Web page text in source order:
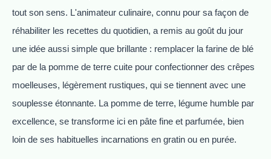
tout son sens. L'animateur culinaire, connu pour sa façon de
réhabiliter les recettes du quotidien, a remis au goût du jour
une idée aussi simple que brillante : remplacer la farine de blé
par de la pomme de terre cuite pour confectionner des crêpes
moelleuses, légèrement rustiques, qui se tiennent avec une
souplesse étonnante. La pomme de terre, légume humble par
excellence, se transforme ici en pâte fine et parfumée, bien
loin de ses habituelles incarnations en gratin ou en purée.